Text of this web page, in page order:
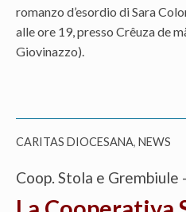
romanzo d’esordio di Sara
alle ore 19, presso Crêuza de
Giovinazzo).
CARITAS DIOCESANA, NEWS
Coop. Stola e Grembiule